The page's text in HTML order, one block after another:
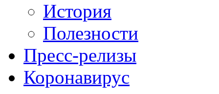
История
Полезности
Пресс-релизы
Коронавирус